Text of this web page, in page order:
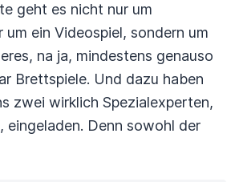
geht es nicht nur um
um ein Videospiel, sondern um
na ja, mindestens genauso
Brettspiele. Und dazu haben
zwei wirklich Spezialexperten,
eingeladen. Denn sowohl der